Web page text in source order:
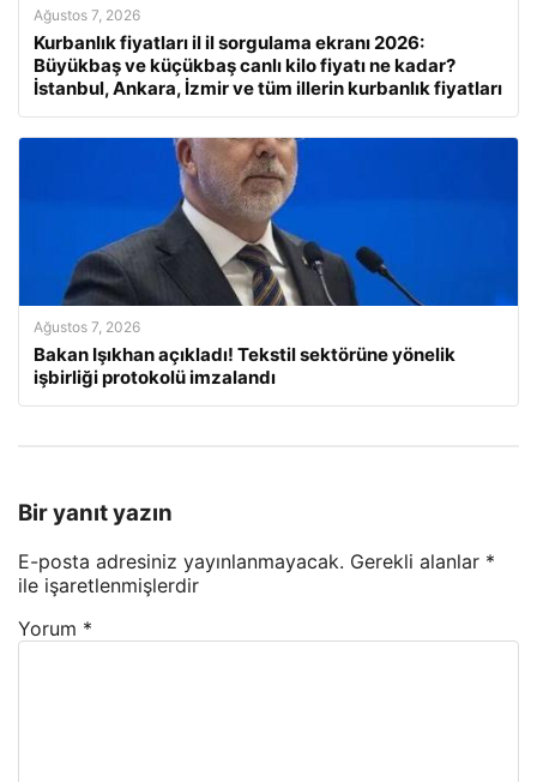
Ağustos 7, 2026
Kurbanlık fiyatları il il sorgulama ekranı 2026:
Büyükbaş ve küçükbaş canlı kilo fiyatı ne kadar?
İstanbul, Ankara, İzmir ve tüm illerin kurbanlık fiyatları
Ağustos 7, 2026
Bakan Işıkhan açıkladı! Tekstil sektörüne yönelik
işbirliği protokolü imzalandı
Bir yanıt yazın
E-posta adresiniz yayınlanmayacak. Gerekli alanlar *
ile işaretlenmişlerdir
Yorum *